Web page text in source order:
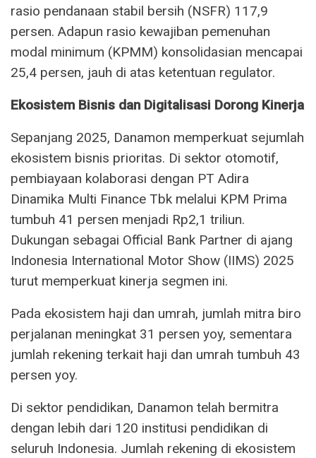
rasio pendanaan stabil bersih (NSFR) 117,9
persen. Adapun rasio kewajiban pemenuhan
modal minimum (KPMM) konsolidasian mencapai
25,4 persen, jauh di atas ketentuan regulator.
Ekosistem Bisnis dan Digitalisasi Dorong Kinerja
Sepanjang 2025, Danamon memperkuat sejumlah
ekosistem bisnis prioritas. Di sektor otomotif,
pembiayaan kolaborasi dengan PT Adira
Dinamika Multi Finance Tbk melalui KPM Prima
tumbuh 41 persen menjadi Rp2,1 triliun.
Dukungan sebagai Official Bank Partner di ajang
Indonesia International Motor Show (IIMS) 2025
turut memperkuat kinerja segmen ini.
Pada ekosistem haji dan umrah, jumlah mitra biro
perjalanan meningkat 31 persen yoy, sementara
jumlah rekening terkait haji dan umrah tumbuh 43
persen yoy.
Di sektor pendidikan, Danamon telah bermitra
dengan lebih dari 120 institusi pendidikan di
seluruh Indonesia. Jumlah rekening di ekosistem